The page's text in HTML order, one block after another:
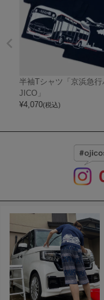
半袖Tシャツ「京浜急
JICO」
¥4,070(税込)